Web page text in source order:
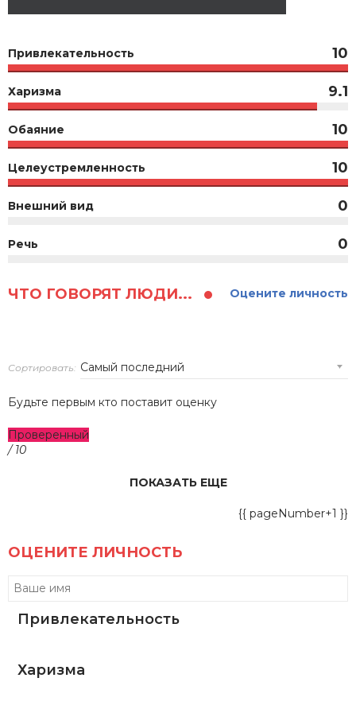
Привлекательность 10
Харизма 9.1
Обаяние 10
Целеустремленность 10
Внешний вид 0
Речь 0
ЧТО ГОВОРЯТ ЛЮДИ... Оцените личность
Сортировать:
Будьте первым кто поставит оценку
Проверенный
/ 10
ПОКАЗАТЬ ЕЩЕ
{{ pageNumber+1 }}
ОЦЕНИТЕ ЛИЧНОСТЬ
Привлекательность
Харизма